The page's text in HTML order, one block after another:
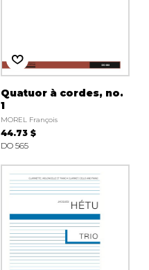
Quatuor à cordes, no.
1
MOREL François
44.73 $
DO 565